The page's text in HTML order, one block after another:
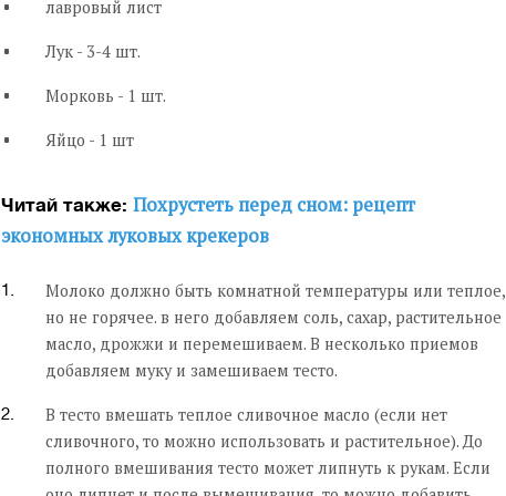
лавровый лист
Лук - 3-4 шт.
Морковь - 1 шт.
Яйцо - 1 шт
Читай также:Похрустеть перед сном: рецепт
экономных луковых крекеров
Молоко должно быть комнатной температуры или теплое,
но не горячее. в него добавляем соль, сахар, растительное
масло, дрожжи и перемешиваем. В несколько приемов
добавляем муку и замешиваем тесто.
В тесто вмешать теплое сливочное масло (если нет
сливочного, то можно использовать и растительное). До
полного вмешивания тесто может липнуть к рукам. Если